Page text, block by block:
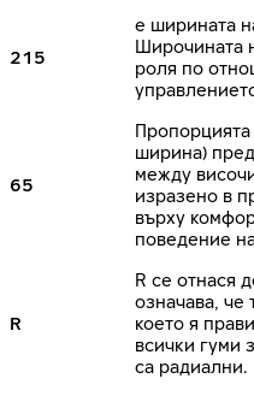
215
е ширината
Широчината
роля по
65
ширина)
между
изразено в
върху
поведение
R
R се отнася
означава, че
което я
всички гуми
са радиални.